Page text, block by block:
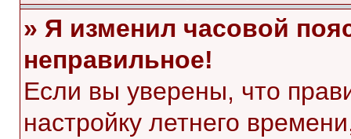
» Я изменил часовой
неправильное!
Если вы уверены, что
настройку летнего